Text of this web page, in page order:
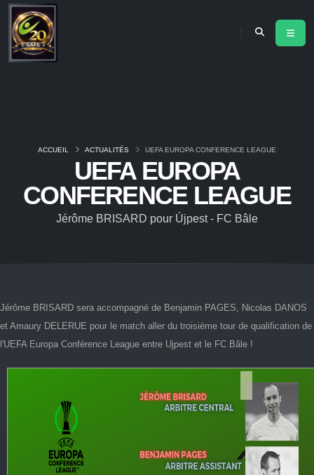
UEFA EUROPA
CONFERENCE LEAGUE
Jérôme BRISARD pour Újpest - FC Bâle
ACCUEIL ACTUALITÉS UEFA EUROPA CONFERENCE LEAGUE
Jérôme BRISARD sera accompagné de Benjamin PAGES, Nicolas DANOS
et Amaury DELERUE pour le match aller du troisième tour de qualification de
l'UEFA Europa Conférence League entre Ujpest et le FC Bâle !